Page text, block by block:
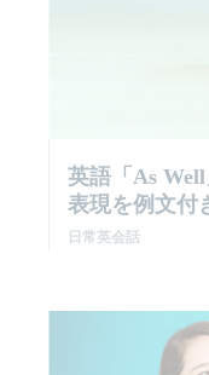
英語「as
表現を例文付
日常英会話